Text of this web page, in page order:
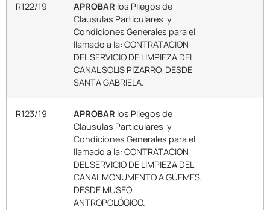
R122/19 APROBAR los Pliegos de
Clausulas Particulares y
Condiciones Generales para el
llamado a la: CONTRATACION
DEL SERVICIO DE LIMPIEZA DEL
CANAL SOLIS PIZARRO, DESDE
SANTA GABRIELA.-
R123/19 APROBAR los Pliegos de
Clausulas Particulares y
Condiciones Generales para el
llamado a la: CONTRATACION
DEL SERVICIO DE LIMPIEZA DEL
CANAL MONUMENTO A GÜEMES,
DESDE MUSEO
ANTROPOLÓGICO.-